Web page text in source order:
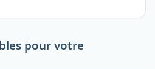
pour votre